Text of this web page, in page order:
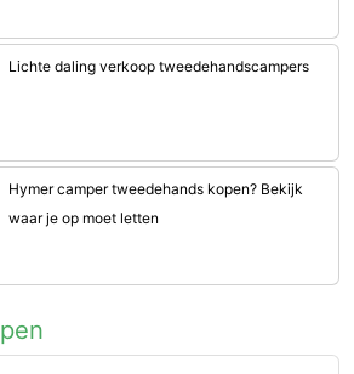
Lichte daling verkoop tweedehandscampers
Hymer camper tweedehands kopen? Bekijk
waar je op moet letten